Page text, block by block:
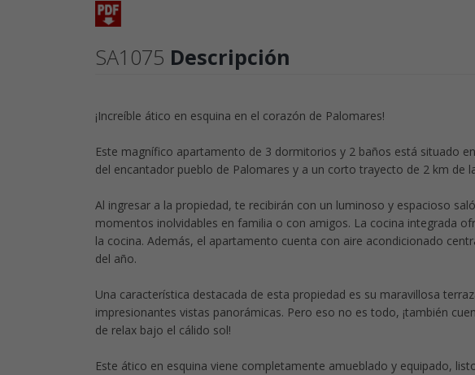
SA1075 Descripción
¡Increíble ático en esquina en el corazón de Palomares!
Este magnífico apartamento de 3 dormitorios y 2 baños está situado
del encantador pueblo de Palomares y a un corto trayecto de 2 km de
Al ingresar a la propiedad, te recibirán con un luminoso y espacioso
momentos inolvidables en familia o con amigos. La cocina integrada
la cocina. Además, el apartamento cuenta con aire acondicionado
del año.
Una característica destacada de esta propiedad es su maravillosa
impresionantes vistas panorámicas. Pero eso no es todo, ¡también
de relax bajo el cálido sol!
Este ático en esquina viene completamente amueblado y equipado,